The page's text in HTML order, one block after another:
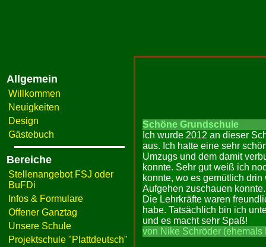
Allgemein
Willkommen
Neuigkeiten
Design
Gästebuch
Bereiche
Stellenangebot FSJ oder
BuFDi
Infos & Formulare
Offener Ganztag
Unsere Schule
Projektschule "Plattdeutsch"
Schöne Grundschule
Ich wurde 2012 an dieser
aus. Ich hatte eine sehr
Umzugs und dem damit
konnte. Sehr gut weiß ich
konnte, wo es gemütlich
Aufgehen zuschauen
Die Lehrkräfte waren
habe. Tatsächlich bin ich
und es macht sehr Spaß!
von Nike Schröder (ehemals